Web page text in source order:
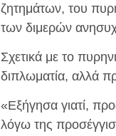
ζητημάτων, του
των διμερών
Σχετικά με το
διπλωματία, αλλά
«Εξήγησα γιατί,
λόγω της